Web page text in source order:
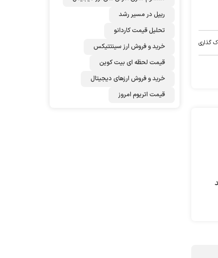
گذاری
ریپل در مسیر رشد
تحلیل قیمت کاردانو
خرید و فروش ارز سینتتیکس
قیمت لحظه ای بیت کوین
خرید و فروش ارزهای دیجیتال
قیمت اتریوم امروز